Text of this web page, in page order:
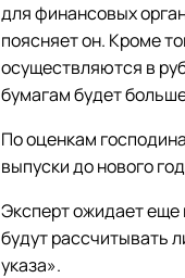
для финансовых
поясняет он. Кроме
осуществляются в
бумагам будет
По оценкам
выпуски до нового
Эксперт ожидает еще
будут рассчитывать
указа».